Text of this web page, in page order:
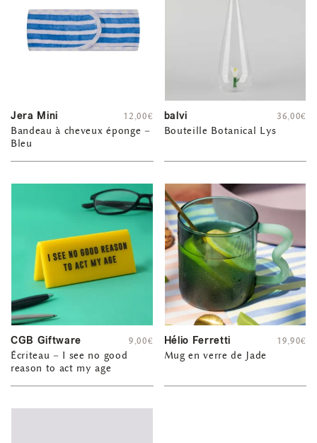
Jera Mini
Bandeau à cheveux éponge –
Bleu
12,00€ balvi
Bouteille Botanical Lys
36,00€
CGB Giftware
Écriteau – I see no good
reason to act my age
9,00€ Hélio Ferretti
Mug en verre de Jade
19,90€